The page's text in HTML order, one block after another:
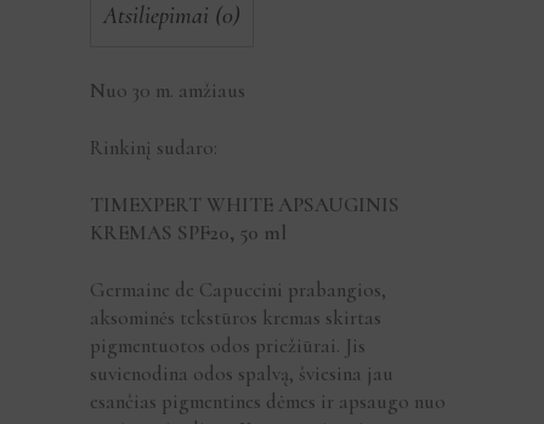
Atsiliepimai (0)
Nuo 30 m. amžiaus
Rinkinį sudaro:
TIMEXPERT WHITE APSAUGINIS
KREMAS SPF20, 50 ml
Germaine de Capuccini prabangios,
aksominės tekstūros kremas skirtas
pigmentuotos odos priežiūrai. Jis
suvienodina odos spalvą, šviesina jau
esančias pigmentines dėmes ir apsaugo nuo